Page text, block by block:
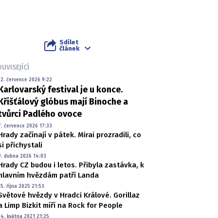
Sdílet
článek
července 2026 9:22
festival je u konce.
glóbus mají Binoche a
Padlého ovoce
července 2026 17:33
začínají v pátek. Mirai prozradili, co
přichystali
dubna 2026 14:03
CZ budou i letos. Přibyla zastávka, k
hvězdám patří Landa
října 2025 21:53
hvězdy v Hradci Králové. Gorillaz
Limp Bizkit míří na Rock for People
května 2021 21:25